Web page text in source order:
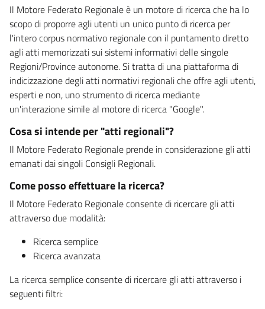
Il Motore Federato Regionale è un motore di ricerca che ha lo
scopo di proporre agli utenti un unico punto di ricerca per
l'intero corpus normativo regionale con il puntamento diretto
agli atti memorizzati sui sistemi informativi delle singole
Regioni/Province autonome. Si tratta di una piattaforma di
indicizzazione degli atti normativi regionali che offre agli utenti,
esperti e non, uno strumento di ricerca mediante
un'interazione simile al motore di ricerca "Google".
Cosa si intende per "atti regionali"?
Il Motore Federato Regionale prende in considerazione gli atti
emanati dai singoli Consigli Regionali.
Come posso effettuare la ricerca?
Il Motore Federato Regionale consente di ricercare gli atti
attraverso due modalità:
Ricerca semplice
Ricerca avanzata
La ricerca semplice consente di ricercare gli atti attraverso i
seguenti filtri: